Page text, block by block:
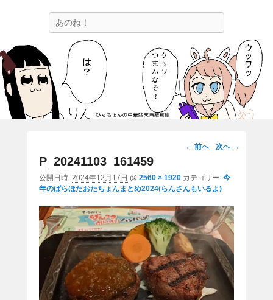
ひらちょんの中華端末隔離倉庫
ほたがページ上部にある検索バーを消してくれたサイトです。
画
ビ
ー
シ
ョ
ン
← 前へ 次へ →
P_20241103_161459
公開日時: 2024年12月17日 @ 2560 × 1920 カテゴリー: 今
年のぱらほたおたちょんまとめ2024(らんさんもいるよ)